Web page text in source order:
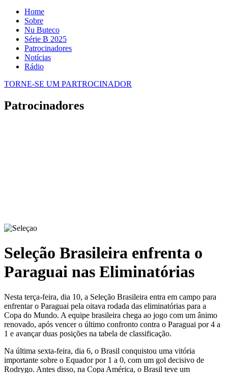
Home
Sobre
Nu Buteco
Série B 2025
Patrocinadores
Notícias
Rádio
TORNE-SE UM PARTROCINADOR
Patrocinadores
Seleção Brasileira enfrenta o
Paraguai nas Eliminatórias
Nesta terça-feira, dia 10, a Seleção Brasileira entra em campo para
enfrentar o Paraguai pela oitava rodada das eliminatórias para a
Copa do Mundo. A equipe brasileira chega ao jogo com um ânimo
renovado, após vencer o último confronto contra o Paraguai por 4 a
1 e avançar duas posições na tabela de classificação.
Na última sexta-feira, dia 6, o Brasil conquistou uma vitória
importante sobre o Equador por 1 a 0, com um gol decisivo de
Rodrygo. Antes disso, na Copa América, o Brasil teve um